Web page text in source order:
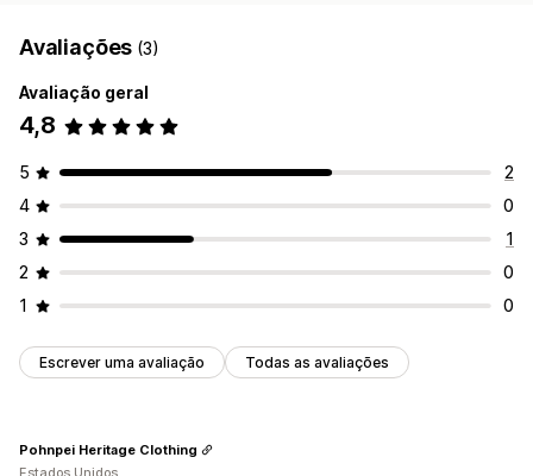
Avaliações (3)
Avaliação geral
4,8
5
2
4
0
3
1
2
0
1
0
Escrever uma avaliação Todas as avaliações
Pohnpei Heritage Clothing